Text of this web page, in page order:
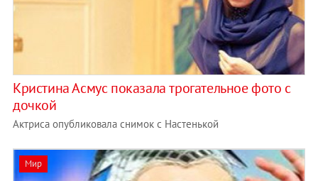
Кристина Асмус показала трогательное фото с
дочкой
Актриса опубликовала снимок с Настенькой
Мир